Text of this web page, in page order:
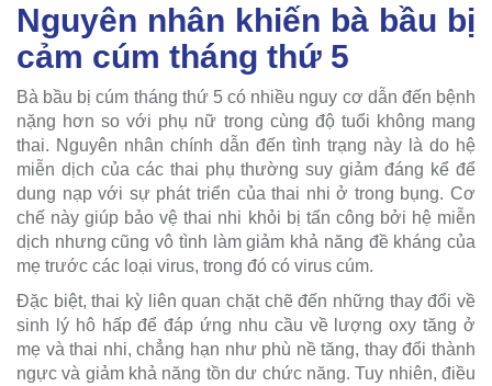
Nguyên nhân khiến bà bầu bị
cảm cúm tháng thứ 5
Bà bầu bị cúm tháng thứ 5 có nhiều nguy cơ dẫn đến bệnh
nặng hơn so với phụ nữ trong cùng độ tuổi không mang
thai. Nguyên nhân chính dẫn đến tình trạng này là do hệ
miễn dịch của các thai phụ thường suy giảm đáng kể để
dung nạp với sự phát triển của thai nhi ở trong bụng. Cơ
chế này giúp bảo vệ thai nhi khỏi bị tấn công bởi hệ miễn
dịch nhưng cũng vô tình làm giảm khả năng đề kháng của
mẹ trước các loại virus, trong đó có virus cúm.
Đặc biệt, thai kỳ liên quan chặt chẽ đến những thay đổi về
sinh lý hô hấp để đáp ứng nhu cầu về lượng oxy tăng ở
mẹ và thai nhi, chẳng hạn như phù nề tăng, thay đổi thành
ngực và giảm khả năng tồn dư chức năng. Tuy nhiên, điều